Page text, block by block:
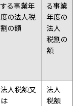
する事業年
度の法人税
割の額
る事業
年度の
法人
税割の
額
法人税額又
は
法人
税額